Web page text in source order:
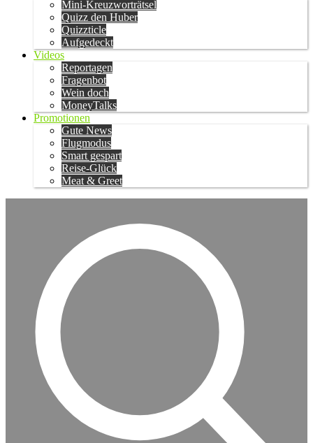
Mini-Kreuzworträtsel
Quizz den Huber
Quizzticle
Aufgedeckt
Videos
Reportagen
Fragenbot
Wein doch
MoneyTalks
Promotionen
Gute News
Flugmodus
Smart gespart
Reise-Glück
Meat & Greet